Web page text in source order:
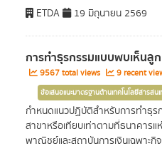
ETDA 19 มิถุนายน 2569
การทำธุรกรรมแบบพบเห็นลู
9567 total views 9 recent
ข้อเสนอแนะมาตรฐานด้านเทคโนโลยีสารสน
กำหนดแนวปฏิบัติสำหรับการทำธุ
สาขาหรือเทียบเท่าตามที่ธนาคาร
พาณิชย์และสถาบันการเงินเฉพาะกิ